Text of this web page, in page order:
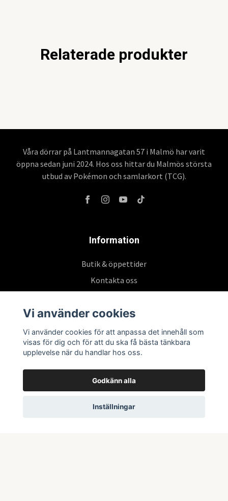
Relaterade produkter
Våra dörrar på Lantmannagatan 57 i Malmö har varit
öppna sedan juni 2024. Hos oss hittar du Malmös största
utbud av Pokémon och samlarkort (TCG).
Information
Butik & öppettider
Kontakta oss
Prenumerera på vårt nyhetsbrev
Vi använder cookies
Vi använder cookies för att anpassa det innehåll som
visas för dig och för att du ska få bästa tänkbara
upplevelse när du handlar hos oss.
Godkänn alla
Inställningar